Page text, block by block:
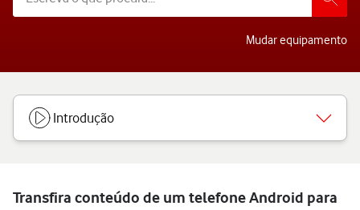
Mudar equipamento
Introdução
Transfira conteúdo de um telefone Android para